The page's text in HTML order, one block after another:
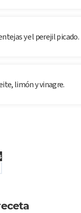
y el perejil picado.
limón y vinagre.